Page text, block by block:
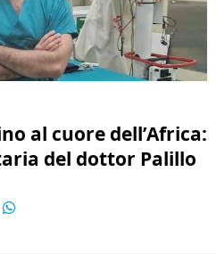
al cuore dell’Africa:
del dottor Palillo